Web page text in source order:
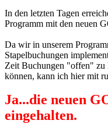
In den letzten Tagen
Programm mit den neuen
Da wir in unserem
Stapelbuchungen
Zeit Buchungen "offen" zu
können, kann ich hier mit
Ja...die neuen
eingehalten.